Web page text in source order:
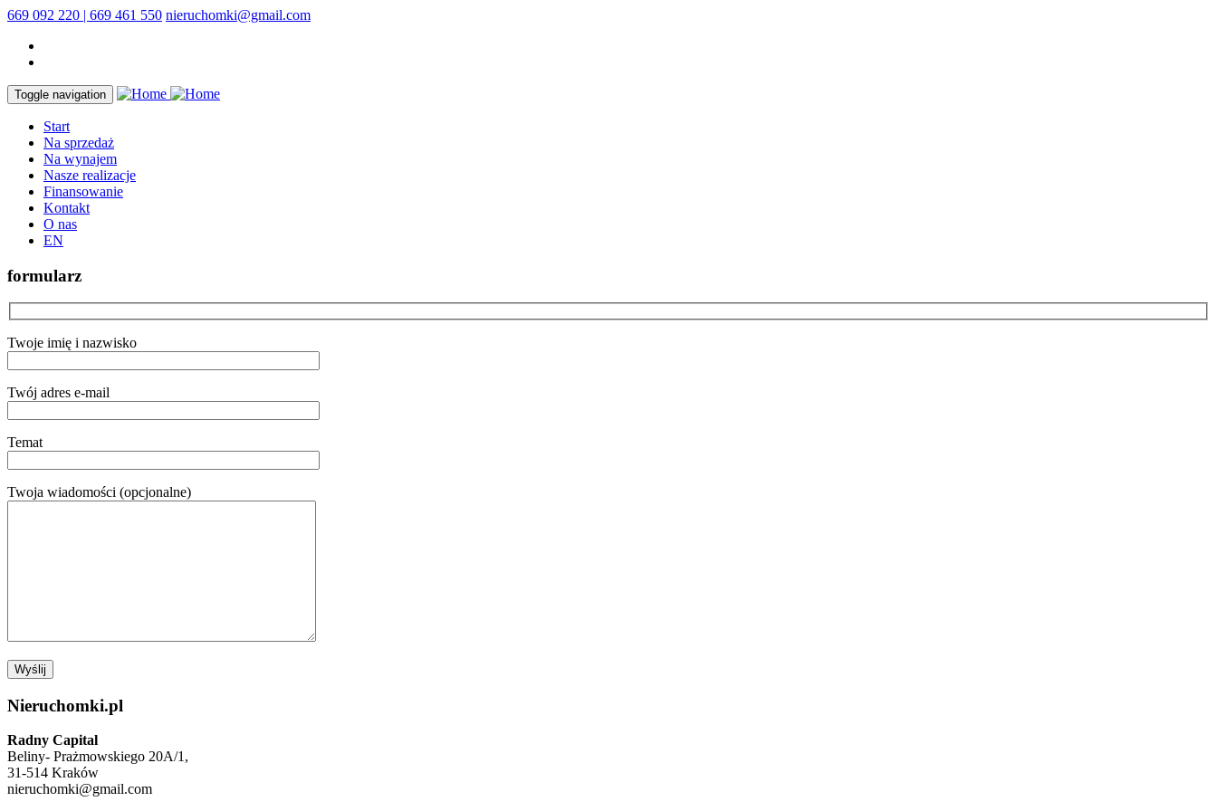
669 092 220 | 669 461 550 nieruchomki@gmail.com
Toggle navigation
Start
Na sprzedaż
Na wynajem
Nasze realizacje
Finansowanie
Kontakt
O nas
EN
formularz
Twoje imię i nazwisko
Twój adres e-mail
Temat
Twoja wiadomości (opcjonalne)
Nieruchomki.pl
Radny Capital
Beliny- Prażmowskiego 20A/1,
31-514 Kraków
nieruchomki@gmail.com